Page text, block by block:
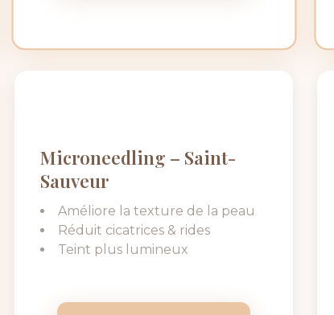
Microneedling – Saint-
Sauveur
Améliore la texture de la peau
Réduit cicatrices & rides
Teint plus lumineux